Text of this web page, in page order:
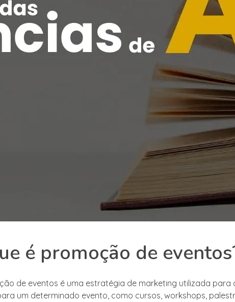
é promoção de
de eventos é uma estratégia de marketing utilizada para
um determinado evento, como cursos, workshops,